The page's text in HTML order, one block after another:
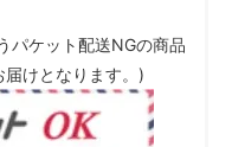
パケット配送NGの商品
けとなります。)